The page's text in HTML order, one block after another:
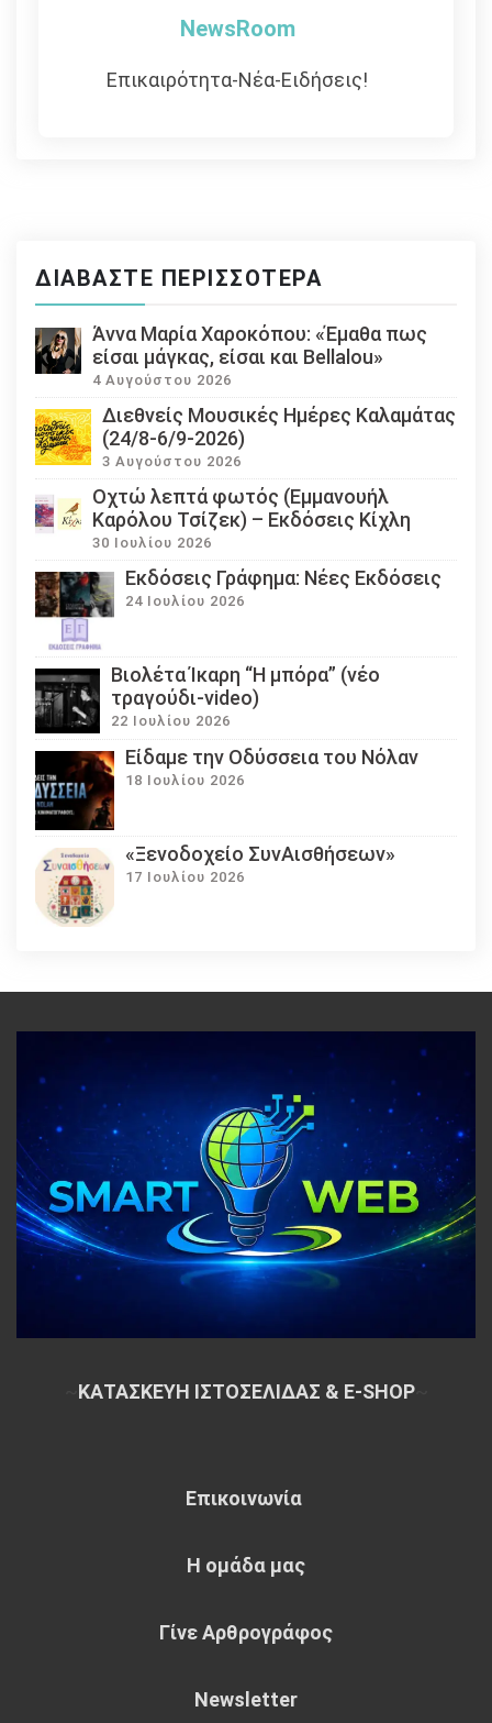
NewsRoom
Επικαιρότητα-Νέα-Ειδήσεις!
ΔΙΑΒΆΣΤΕ ΠΕΡΙΣΣΌΤΕΡΑ
Άννα Μαρία Χαροκόπου: «Έμαθα πως
είσαι μάγκας, είσαι και Bellalou»
4 Αυγούστου 2026
Διεθνείς Μουσικές Ημέρες Καλαμάτας
(24/8-6/9-2026)
3 Αυγούστου 2026
Οχτώ λεπτά φωτός (Εμμανουήλ
Καρόλου Τσίζεκ) – Εκδόσεις Κίχλη
30 Ιουλίου 2026
Εκδόσεις Γράφημα: Νέες Εκδόσεις
24 Ιουλίου 2026
Βιολέτα Ίκαρη “Η μπόρα” (νέο
τραγούδι-video)
22 Ιουλίου 2026
Eίδαμε την Οδύσσεια του Νόλαν
18 Ιουλίου 2026
«Ξενοδοχείο ΣυνΑισθήσεων»
17 Ιουλίου 2026
ΚΑΤΑΣΚΕΥΗ ΙΣΤΟΣΕΛΙΔΑΣ & E-SHOP~
Επικοινωνία
Η ομάδα μας
Γίνε Αρθρογράφος
Newsletter